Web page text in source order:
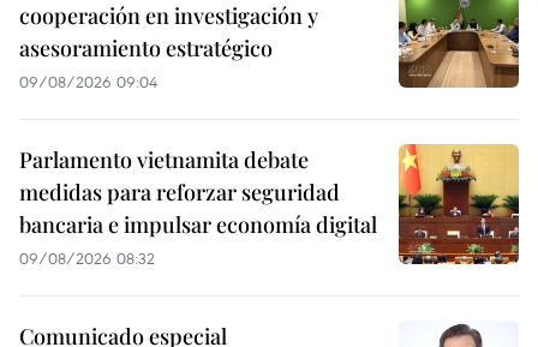
cooperación en investigación y
asesoramiento estratégico
09/08/2026 09:04
Parlamento vietnamita debate
medidas para reforzar seguridad
bancaria e impulsar economía digital
09/08/2026 08:32
Comunicado especial